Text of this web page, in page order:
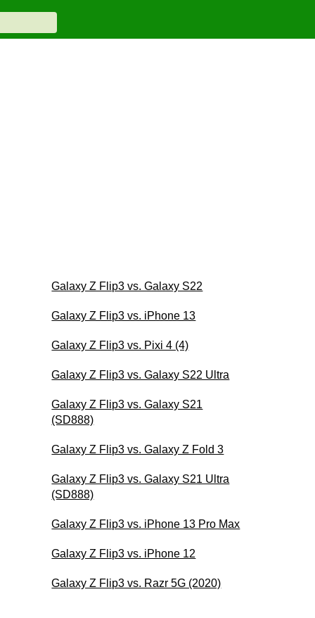
Galaxy Z Flip3 vs. Galaxy S22
Galaxy Z Flip3 vs. iPhone 13
Galaxy Z Flip3 vs. Pixi 4 (4)
Galaxy Z Flip3 vs. Galaxy S22 Ultra
Galaxy Z Flip3 vs. Galaxy S21
(SD888)
Galaxy Z Flip3 vs. Galaxy Z Fold 3
Galaxy Z Flip3 vs. Galaxy S21 Ultra
(SD888)
Galaxy Z Flip3 vs. iPhone 13 Pro Max
Galaxy Z Flip3 vs. iPhone 12
Galaxy Z Flip3 vs. Razr 5G (2020)